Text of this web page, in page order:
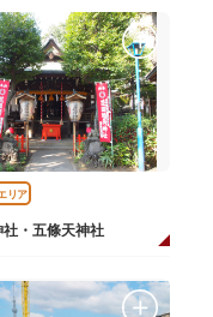
リア
・五條天神社